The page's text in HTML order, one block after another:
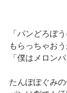
「パンどろぼ
もらっちゃおう
「僕はメロン
たんぽぽぐみ